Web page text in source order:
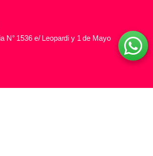
N° 1536 e/ Leopardi y 1 de Mayo